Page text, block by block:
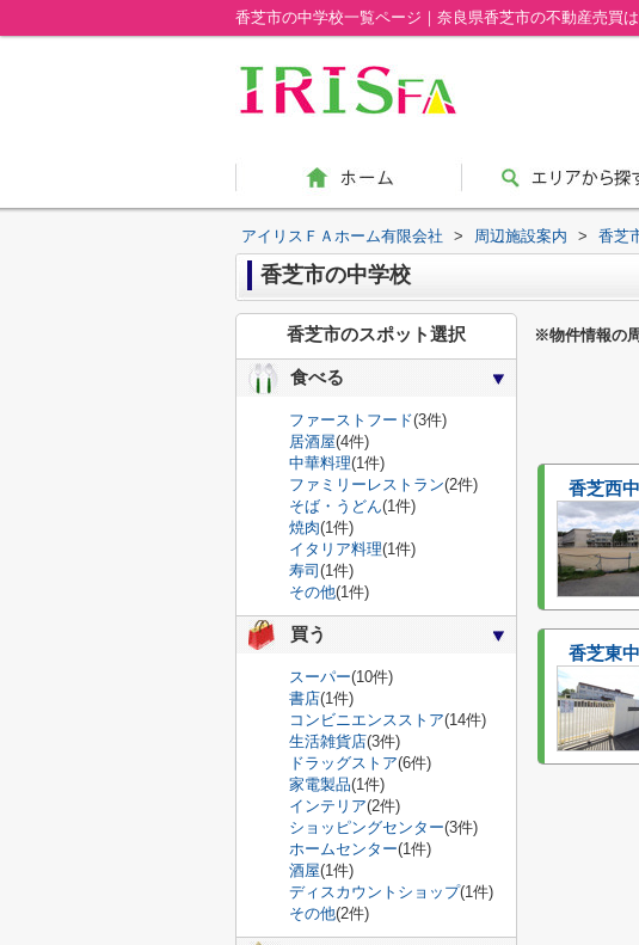
香芝市の中学校一覧ページ｜奈良県香芝市の不動産売買
アイリスＦＡホーム有限会社 > 周辺施設案内 > 香芝
香芝市の中学校
※物件情報の
香芝西
香芝東
香芝市のスポット選択
食べる
ファーストフード(3件)
居酒屋(4件)
中華料理(1件)
ファミリーレストラン(2件)
そば・うどん(1件)
焼肉(1件)
イタリア料理(1件)
寿司 (1件)
その他(1件)
買う
スーパー(10件)
書店(1件)
コンビニエンスストア(14件)
生活雑貨店(3件)
ドラッグストア(6件)
家電製品(1件)
インテリア(2件)
ショッピングセンター(3件)
ホームセンター(1件)
酒屋(1件)
ディスカウントショップ(1件)
その他(2件)